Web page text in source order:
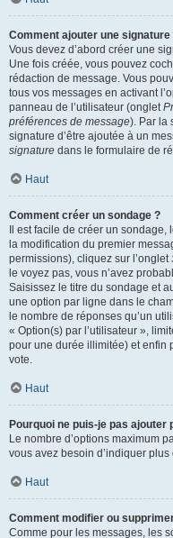
Comment ajouter une
Vous devez d’abord créer une
Une fois créée, vous pouvez
rédaction de message. Vous
tous vos messages en activant
panneau de l’utilisateur (onglet
préférences de message). Par la
signature d’être ajoutée à un
signature dans le formulaire de
Haut
Comment créer un sondage ?
Il est facile de créer un
la modification du premier
permissions), cliquez sur l’onglet
le voyez pas, vous n’avez
Saisissez le titre du sondage et
une option par ligne dans le
le nombre de réponses qu’un
« Option(s) par l’utilisateur »,
pour une durée illimitée) et enfin
vote.
Haut
Pourquoi ne puis-je pas ajouter
Le nombre d’options maximum
vous avez besoin d’indiquer plus
Haut
Comment modifier ou
Comme pour les messages, les